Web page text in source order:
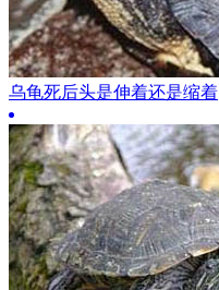
乌龟死后头是伸着还是缩着